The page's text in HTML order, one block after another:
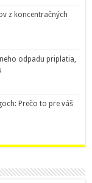
z koncentračných
odpadu priplatia,
Prečo to pre váš